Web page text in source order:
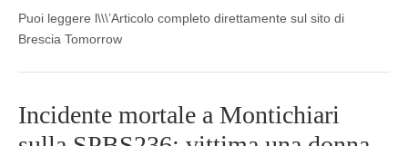
Puoi leggere l\\\’Articolo completo direttamente sul sito di
Brescia Tomorrow
Incidente mortale a Montichiari